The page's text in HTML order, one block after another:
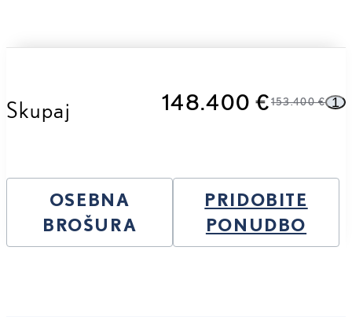
Skupaj 148.400 € 153.400 € 1
OSEBNA
BROŠURA
PRIDOBITE
PONUDBO